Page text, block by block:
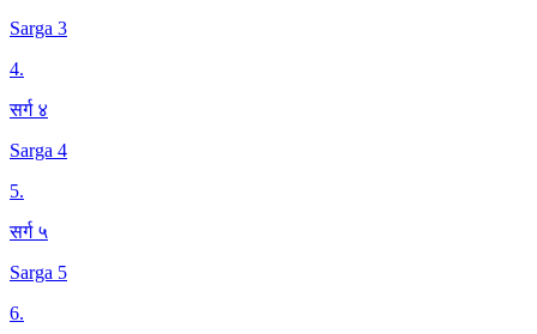
Sarga 3
4.
सर्ग ४
Sarga 4
5.
सर्ग ५
Sarga 5
6.